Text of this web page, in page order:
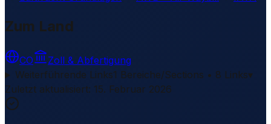
Zum Land
CO
Zoll & Abfertigung
Weiterführende Links1 Bereiche/Sections • 8 Links▾
Zuletzt aktualisiert: 15. Februar 2026